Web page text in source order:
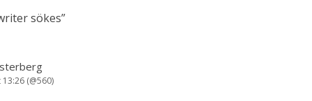
sökes”
(@560)